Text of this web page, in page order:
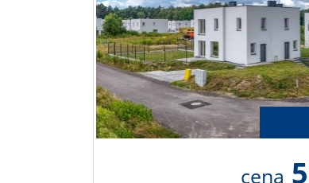
cena